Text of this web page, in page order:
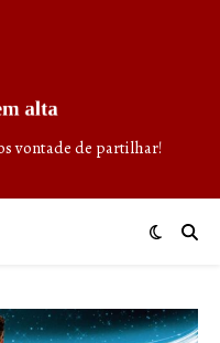
vontade de partilhar!